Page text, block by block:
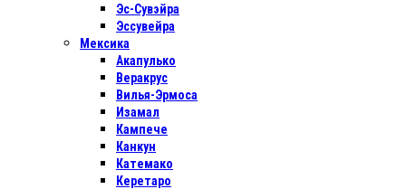
Эс-Сувэйра
Эссувейра
Мексика
Акапулько
Веракрус
Вилья-Эрмоса
Изамал
Кампече
Канкун
Катемако
Керетаро